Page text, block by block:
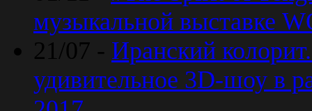
музыкальной выставке
21/07 - Иранский
удивительное 3D-шоу в